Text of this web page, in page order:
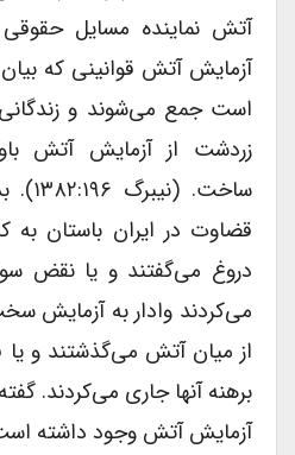
آتش نماینده مسایل حقوقی
آزمایش آتش قوانینی که
است جمع می‌شوند و زندگانی
زردشت از آزمایش آتش
ساخت.
قضاوت در ایران باستان به
می‌کردند وادار به آزمایش
از میان آتش می‌گذشتند و یا
برهنه آنها جاری می‌کردند.
آزمایش آتش وجود داشته است